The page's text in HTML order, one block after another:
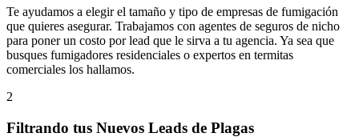
Te ayudamos a elegir el tamaño y tipo de empresas de fumigación
que quieres asegurar. Trabajamos con agentes de seguros de nicho
para poner un costo por lead que le sirva a tu agencia. Ya sea que
busques fumigadores residenciales o expertos en termitas
comerciales los hallamos.
2
Filtrando tus Nuevos Leads de Plagas